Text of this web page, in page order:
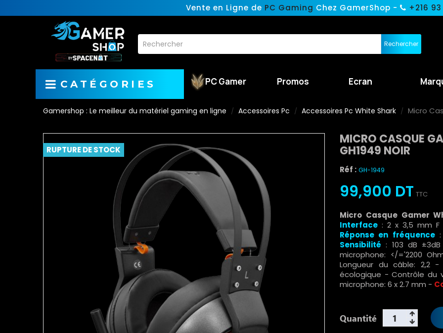
Vente en Ligne de PC Gaming Chez GamerShop - +216
Rechercher
CATÉGORIES PC Gamer Promos Ecran
Gamershop : Le meilleur du matériel gaming en ligne Accessoires Pc Accessoires Pc White Shark Micro
RUPTURE DE STOCK
MICRO CASQUE
GH1949 NOIR
Réf : GH-1949
99,900 DT TTC
Micro Casque Gamer
Interface : 2 x 3,5 mm
Réponse en fréquence:
Sensibilité : 103 dB
microphone: </='2200
Longueur du câble: 2,2
écologique - Contrôle du
microphone: 6 x 2.7 mm -
Quantité